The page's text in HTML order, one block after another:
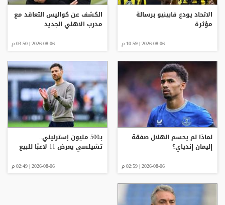
الاتحاد يودع فابينيو برسالة
مؤثرة
2026-08-06 | 10:59 م
الكشف عن كواليس التعاقد مع
مدرب الاهلي الجديد
2026-08-06 | 03:50 م
لماذا لم يحسم الهلال صفقة
إليمان إندياي؟
2026-08-06 | 02:59 م
بـ500 مليون إسترليني..
تشيلسي يعرض 11 لاعبًا للبيع
2026-08-06 | 02:49 م